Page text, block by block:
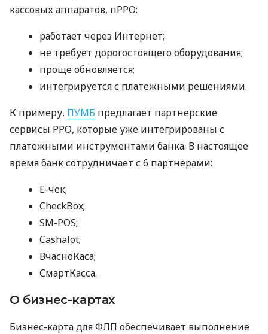
кассовых аппаратов, пРРО:
работает через Интернет;
не требует дорогостоящего оборудования;
проще обновляется;
интегрируется с платежными решениями.
К примеру, ПУМБ предлагает партнерские
сервисы РРО, которые уже интегрированы с
платежными инструментами банка. В настоящее
время банк сотрудничает с 6 партнерами:
E-чек;
CheckBox;
SM-POS;
Cashalot;
ВчасноКаса;
СмартКасса.
О бизнес-картах
Бизнес-карта для ФЛП обеспечивает выполнение